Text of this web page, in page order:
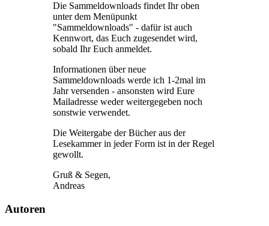
Die Sammeldownloads findet Ihr oben
unter dem Menüpunkt
"Sammeldownloads" - dafür ist auch
Kennwort, das Euch zugesendet wird,
sobald Ihr Euch anmeldet.
Informationen über neue
Sammeldownloads werde ich 1-2mal im
Jahr versenden - ansonsten wird Eure
Mailadresse weder weitergegeben noch
sonstwie verwendet.
Die Weitergabe der Bücher aus der
Lesekammer in jeder Form ist in der Regel
gewollt.
Gruß & Segen,
Andreas
Autoren